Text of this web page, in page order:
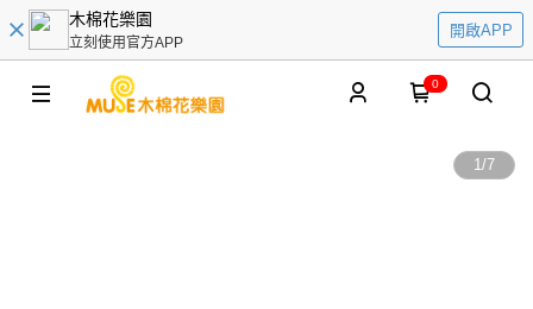
木棉花樂園
立刻使用官方APP
開啟APP
0
1/7